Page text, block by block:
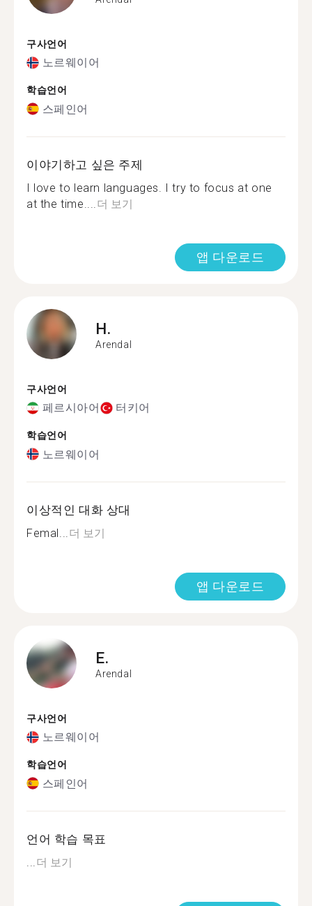
구사언어
노르웨이어
학습언어
스페인어
이야기하고 싶은 주제
I love to learn languages. I try to focus at one
at the time.... 더 보기
앱 다운로드
H.
Arendal
구사언어
페르시아어 터키어
학습언어
노르웨이어
이상적인 대화 상대
Femal... 더 보기
앱 다운로드
E.
Arendal
구사언어
노르웨이어
학습언어
스페인어
언어 학습 목표
더 보기